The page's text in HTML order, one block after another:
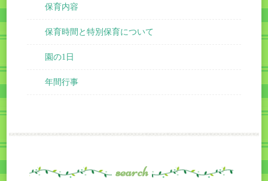
保育内容
保育時間と特別保育について
園の1日
年間行事
search